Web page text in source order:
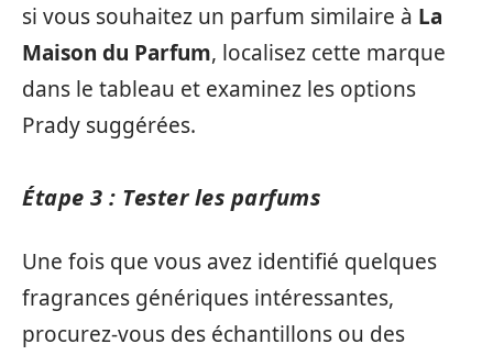
si vous souhaitez un parfum similaire à La
Maison du Parfum, localisez cette marque
dans le tableau et examinez les options
Prady suggérées.
Étape 3 : Tester les parfums
Une fois que vous avez identifié quelques
fragrances génériques intéressantes,
procurez-vous des échantillons ou des